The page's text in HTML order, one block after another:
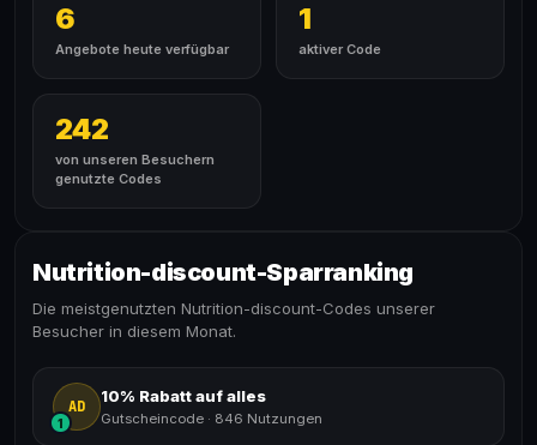
6
Angebote heute verfügbar
1
aktiver Code
242
von unseren Besuchern
genutzte Codes
Nutrition-discount-Sparranking
Die meistgenutzten Nutrition-discount-Codes unserer
Besucher in diesem Monat.
AD
1
10% Rabatt auf alles
Gutscheincode · 846 Nutzungen